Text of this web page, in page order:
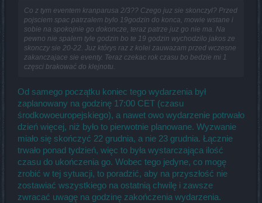
Co z tym eventem kranparusa 2/3?? Czego juz sie skonczyl? Przed
pojsciem spac patrzalem bylo 19godzin do konca, mowie wstane i
sobie na spokojnie go dokoncze, teraz patrze juz go nie ma. Na
pewno nie spalem tyle godzin bo te 19 godzin wychodzilo jakos ze
skonczy sie 20-22. Juz którys raz z kolei zauwazam przed wczesne
zakanczajace sie eventy. Teraz czekac rok czasu bo bedzie mi 1
częsci brakować do klejnotu.
Od samego początku koniec tego wydarzenia był
zaplanowany na godzinę 17:00 CET (czasu
środkowoeuropejskiego), a nawet owo wydarzenie potrwało
dzień więcej, niż było to pierwotnie planowane. Wyzwanie
miało się skończyć 22 grudnia, a nie 23 grudnia. Łącznie
trwało ponad tydzień, więc to była wystarczająca ilość
czasu do ukończenia go. Wobec tego jedyne, co mogę
zrobić w tej sytuacji, to poradzić, aby na przyszłość nie
zostawiać wszystkiego na ostatnią chwilę i zawsze
zwracać uwagę na godzinę zakończenia wydarzenia.